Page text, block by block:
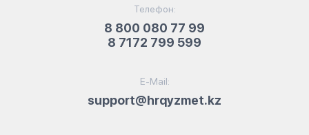
Телефон:
8 800 080 77 99
8 7172 799 599
E-Mail:
support@hrqyzmet.kz